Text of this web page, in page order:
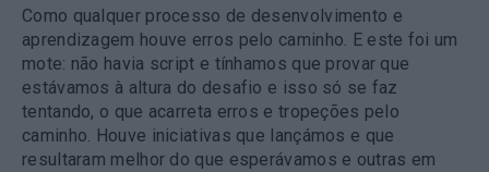
Como qualquer processo de desenvolvimento e
aprendizagem houve erros pelo caminho. E este foi um
mote: não havia script e tínhamos que provar que
estávamos à altura do desafio e isso só se faz
tentando, o que acarreta erros e tropeções pelo
caminho. Houve iniciativas que lançámos e que
resultaram melhor do que esperávamos e outras em